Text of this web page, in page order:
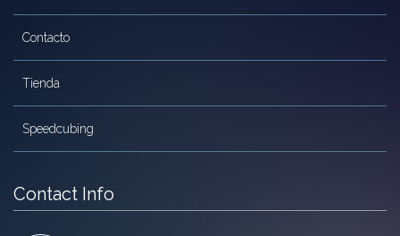
Contacto
Tienda
Speedcubing
Contact Info